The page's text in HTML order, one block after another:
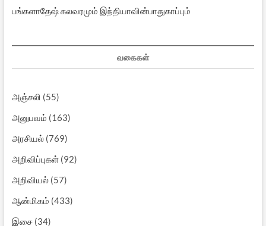
பங்களாதேஷ் கலவரமும் இந்தியாவின்பாதுகாப்பும்
வகைகள்
அஞ்சலி (55)
அனுபவம் (163)
அரசியல்(769)
அறிவிப்புகள்(92)
அறிவியல்(57)
ஆன்மிகம் (433)
இசை(34)